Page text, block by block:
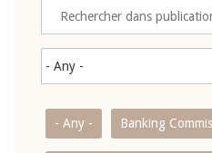
- Any - Banking